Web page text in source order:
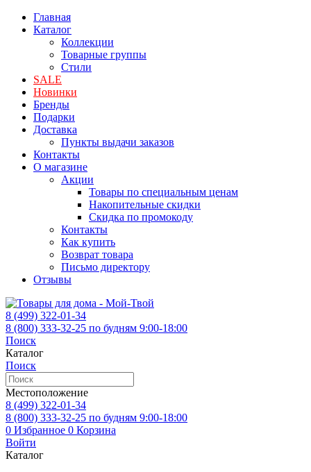
Главная
Каталог
Коллекции
Товарные группы
Стили
SALE
Новинки
Бренды
Подарки
Доставка
Пункты выдачи заказов
Контакты
О магазине
Акции
Товары по специальным ценам
Накопительные скидки
Скидка по промокоду
Контакты
Как купить
Возврат товара
Письмо директору
Отзывы
8 (499) 322-01-34
8 (800) 333-32-25 по будням 9:00-18:00
Поиск
Каталог
Поиск
Местоположение
8 (499) 322-01-34
8 (800) 333-32-25 по будням 9:00-18:00
0 Избранное 0 Корзина
Войти
Каталог